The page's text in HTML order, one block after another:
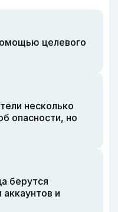
целевого
несколько
опасности, но
берутся
и